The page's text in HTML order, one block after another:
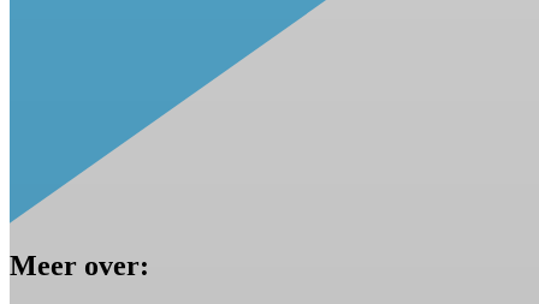
Meer over: